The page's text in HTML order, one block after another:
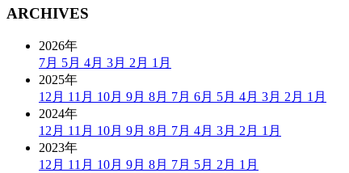
ARCHIVES
2026年
7月 5月 4月 3月 2月 1月
2025年
12月 11月 10月 9月 8月 7月 6月 5月 4月 3月 2月 1月
2024年
12月 11月 10月 9月 8月 7月 4月 3月 2月 1月
2023年
12月 11月 10月 9月 8月 7月 5月 2月 1月